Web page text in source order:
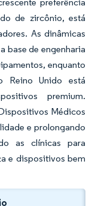
de zircônio, está
As dinâmicas
base de engenharia
enquanto
Reino Unido está
premium.
Médicos
e prolongando
as clínicas para
e dispositivos bem